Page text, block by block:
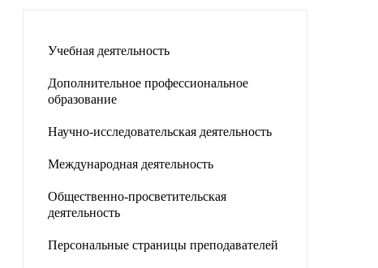
Учебная деятельность
Дополнительное профессиональное
образование
Научно-исследовательская деятельность
Международная деятельность
Общественно-просветительская
деятельность
Персональные страницы преподавателей